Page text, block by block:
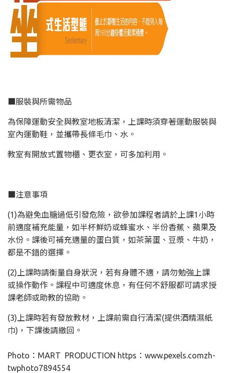
■服裝與所需物品
為保障運動安全與教室地板清潔，上課時須穿著運動服裝與
室內運動鞋，並攜帶長條毛巾、水。
教室有開放式置物櫃、更衣室，可多加利用。
■注意事項
(1)為避免血糖過低引發危險，欲參加課程者請於上課1小時
前適度補充能量，如半杯鮮奶或蜂蜜水、半份香蕉、蘋果及
水份。課後可補充適量的蛋白質，如茶葉蛋、豆漿、牛奶，
都是不錯的選擇。
(2)上課時請衡量自身狀況，若有身體不適，請勿勉強上課
或操作動作。課程中可適度休息，有任何不舒服都可請求授
課老師或助教的協助。
(3)上課時若有發放教材，上課前需自行清潔(提供酒精濕紙
巾)，下課後請繳回。
Photo：MART PRODUCTION https：www.pexels.comzh-
twphoto7894554